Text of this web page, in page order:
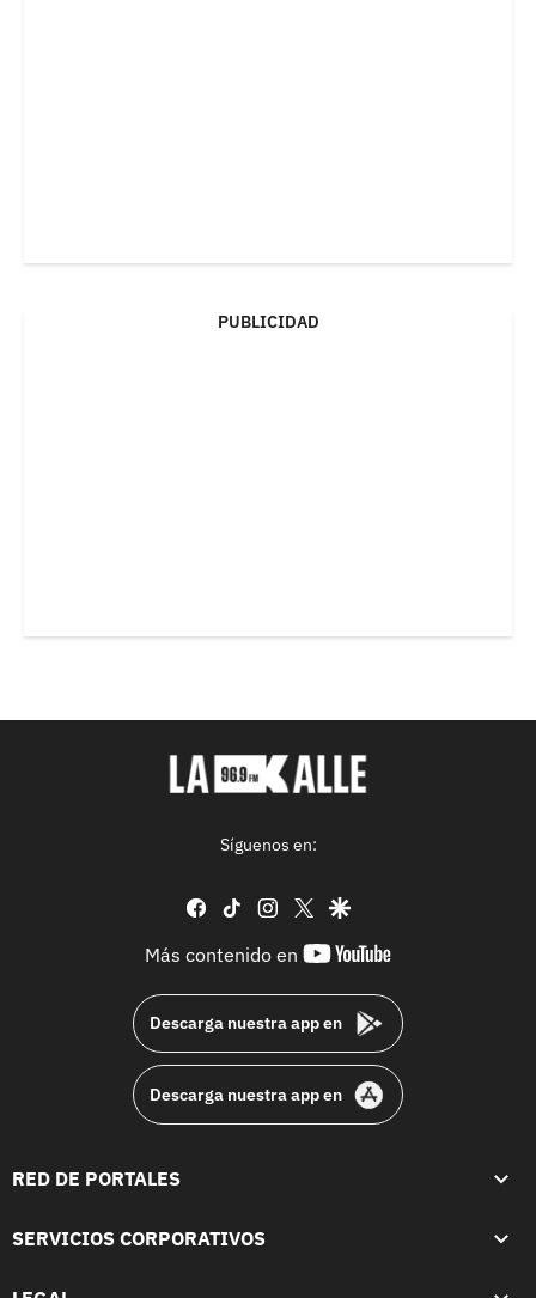
PUBLICIDAD
Síguenos en:
facebook
tiktok instagram
twittergoogle
Más contenido en
youtube-
Descarga nuestra app en
Descarga nuestra app en
RED DE PORTALES
SERVICIOS CORPORATIVOS